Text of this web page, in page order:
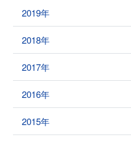
2019年
2018年
2017年
2016年
2015年